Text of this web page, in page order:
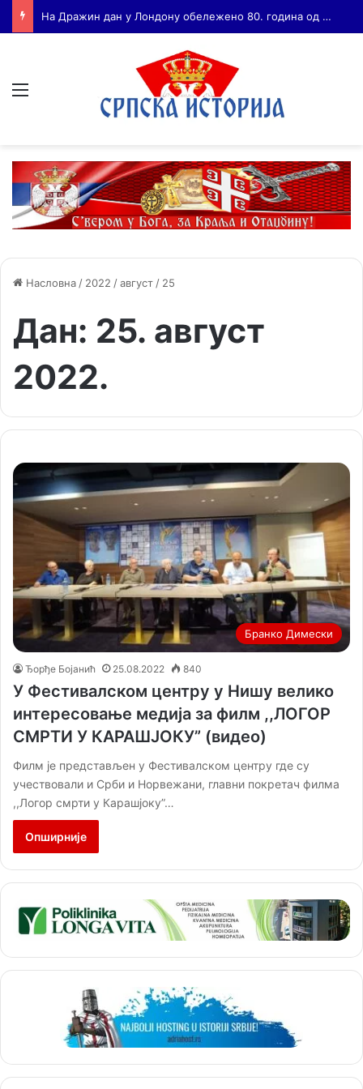
Бојанић: ВОЈА ТАНКОСИЋ – ЧОВЕК КОГА СУ СЕ ПЛАШИЛИ И ЖИВОГ И МРТВОГ, а нема ни споненик
Насловна / 2022 /август / 25
Дан: 25. август
2022.
Бранко Димески
Ђорђе Бојанић 25.08.2022 840
У Фестивалском центру у Нишу велико
интересовање медија за филм ,,ЛОГОР
СМРТИ У КАРАШЈОКУ” (видео)
Филм је представљен у Фестивалском центру где су
учествовали и Срби и Норвежани, главни покретач филма
,,Логор смрти у Карашјоку”…
Опширније